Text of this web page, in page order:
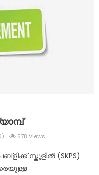
അവഗണിച്ച
നടപടി
രാത്രികാല യാത്രയ്ക്കും
578 Views
സ്കൂളിൽ (SKPS)